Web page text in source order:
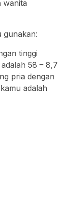
wanita
gunakan:
tinggi
58 – 8,7
pria dengan
adalah